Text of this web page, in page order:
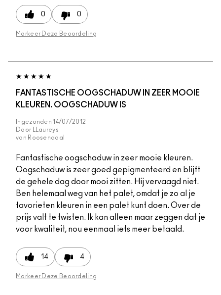
0 0
Markeer Deze Beoordeling
FANTASTISCHE OOGSCHADUW IN ZEER MOOIE
KLEUREN. OOGSCHADUW IS
Ingezonden14/07/2012
Door
LLaureys
van Roosendaal
Fantastische oogschaduw in zeer mooie kleuren.
Oogschaduw is zeer goed gepigmenteerd en blijft
de gehele dag door mooi zitten. Hij vervaagd niet.
Ben helemaal weg van het palet, omdat je zo al je
favorieten kleuren in een palet kunt doen. Over de
prijs valt te twisten. Ik kan alleen maar zeggen dat je
voor kwaliteit, nou eenmaal iets meer betaald.
14 4
Markeer Deze Beoordeling